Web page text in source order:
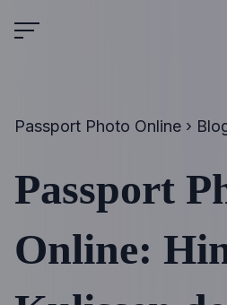
to
Passport Photo Online ›
Passport
Online: